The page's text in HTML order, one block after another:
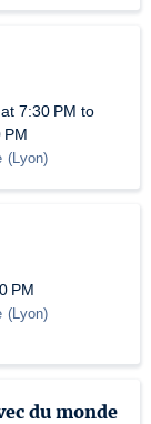
7:30 PM to
PM
(Lyon)
PM
(Lyon)
du monde